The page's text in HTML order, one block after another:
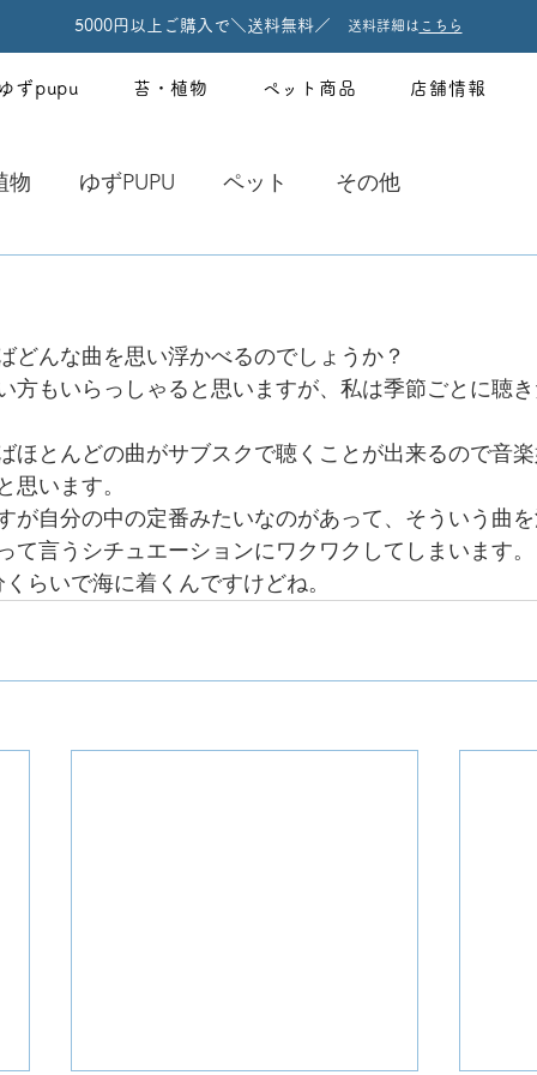
5000円以上ご購入で＼送料無料／ 送料詳細は こちら
ゆずpupu 苔・植物 ペット商品 店舗情報
物 ゆずPUPU ペット その他
どんな曲を思い浮かべるのでしょうか？
方もいらっしゃると思いますが、私は季節ごとに聴
ほとんどの曲がサブスクで聴くことが出来るので音
思います。
が自分の中の定番みたいなのがあって、そういう曲
て言うシチュエーションにワクワクしてしまいます。
らいで海に着くんですけどね。